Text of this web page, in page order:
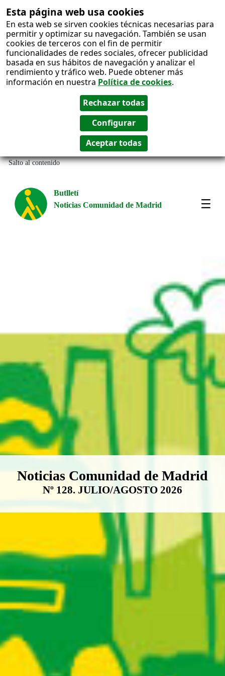
Esta página web usa cookies
En esta web se sirven cookies técnicas necesarias para
permitir y optimizar su navegación. También se usan
cookies de terceros con el fin de permitir
funcionalidades de redes sociales, ofrecer publicidad
basada en sus hábitos de navegación y analizar el
rendimiento y tráfico web. Puede obtener más
información en nuestra Política de cookies.
Salto al contenido
Butlletí
Noticias Comunidad de Madrid
Boletín Noticias Comunidad de
Noticias Comunidad de Madrid
Nº 128. JULIO/AGOSTO 2026